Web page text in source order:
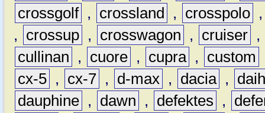
crossgolf , crossland , crosspolo
,
crossup , crosswagon , cruiser ,
cullinan
, cuore , cupra , custom
cx-5 , cx-7 , d-max , dacia ,
dauphine , dawn , defektes ,